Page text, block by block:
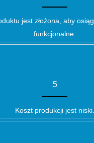
jest złożona, aby
funkcjonalne.
5
Koszt produkcji jest niski.